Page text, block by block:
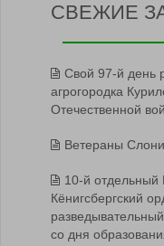
СВЕЖИЕ
Свой 97-й день
агрогородка
Отечественной
Ветераны
10-й отдельный
Кёнигсбергский
со дня